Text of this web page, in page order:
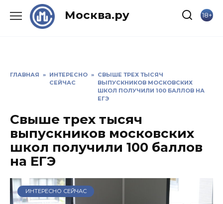
Москва.ру 18+
ГЛАВНАЯ » ИНТЕРЕСНО
СЕЙЧАС
» СВЫШЕ ТРЕХ ТЫСЯЧ
ВЫПУСКНИКОВ МОСКОВСКИХ
ШКОЛ ПОЛУЧИЛИ 100 БАЛЛОВ НА
ЕГЭ
Свыше трех тысяч
выпускников московских
школ получили 100 баллов
на ЕГЭ
ИНТЕРЕСНО СЕЙЧАС